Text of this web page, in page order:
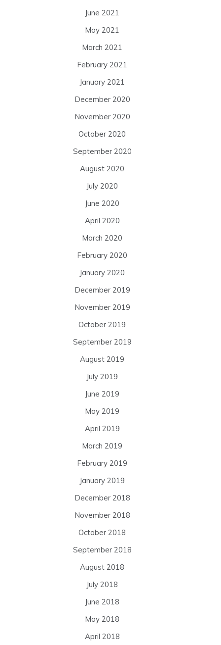
June 2021
May 2021
March 2021
February 2021
January 2021
December 2020
November 2020
October 2020
September 2020
August 2020
July 2020
June 2020
April 2020
March 2020
February 2020
January 2020
December 2019
November 2019
October 2019
September 2019
August 2019
July 2019
June 2019
May 2019
April 2019
March 2019
February 2019
January 2019
December 2018
November 2018
October 2018
September 2018
August 2018
July 2018
June 2018
May 2018
April 2018